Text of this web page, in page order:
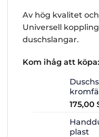
Av hög kvalitet
Universell
duschslangar.
Kom ihåg att köpa:
175,00
plast